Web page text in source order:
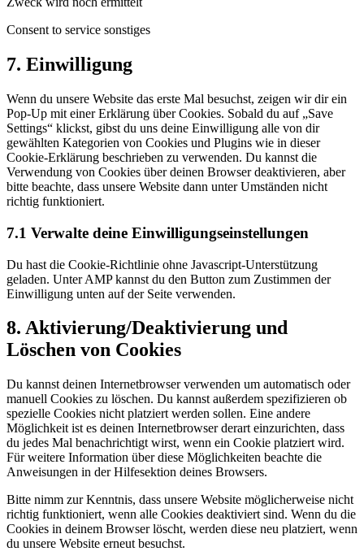
Consent to service sonstiges
7. Einwilligung
Wenn du unsere Website das erste Mal besuchst, zeigen wir dir ein
Pop-Up mit einer Erklärung über Cookies. Sobald du auf „Save
Settings“ klickst, gibst du uns deine Einwilligung alle von dir
gewählten Kategorien von Cookies und Plugins wie in dieser
Cookie-Erklärung beschrieben zu verwenden. Du kannst die
Verwendung von Cookies über deinen Browser deaktivieren, aber
bitte beachte, dass unsere Website dann unter Umständen nicht
richtig funktioniert.
7.1 Verwalte deine Einwilligungseinstellungen
Du hast die Cookie-Richtlinie ohne Javascript-Unterstützung
geladen. Unter AMP kannst du den Button zum Zustimmen der
Einwilligung unten auf der Seite verwenden.
8. Aktivierung/Deaktivierung und
Löschen von Cookies
Du kannst deinen Internetbrowser verwenden um automatisch oder
manuell Cookies zu löschen. Du kannst außerdem spezifizieren ob
spezielle Cookies nicht platziert werden sollen. Eine andere
Möglichkeit ist es deinen Internetbrowser derart einzurichten, dass
du jedes Mal benachrichtigt wirst, wenn ein Cookie platziert wird.
Für weitere Information über diese Möglichkeiten beachte die
Anweisungen in der Hilfesektion deines Browsers.
Bitte nimm zur Kenntnis, dass unsere Website möglicherweise nicht
richtig funktioniert, wenn alle Cookies deaktiviert sind. Wenn du die
Cookies in deinem Browser löscht, werden diese neu platziert, wenn
du unsere Website erneut besuchst.